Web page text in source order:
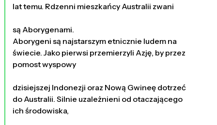
lat temu. Rdzenni mieszkańcy Australii zwani
są Aborygenami.
Aborygeni są najstarszym etnicznie ludem na
świecie. Jako pierwsi przemierzyli Azję, by przez
pomost wyspowy
dzisiejszej Indonezji oraz Nową Gwineę dotrzeć
do Australii. Silnie uzależnieni od otaczającego
ich środowiska,